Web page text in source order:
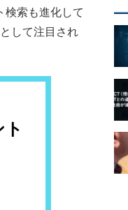
検索も進化して
して注目され